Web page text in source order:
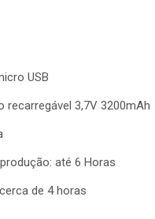
USB
3,7V 3200mAh
até 6 Horas
de 4 horas